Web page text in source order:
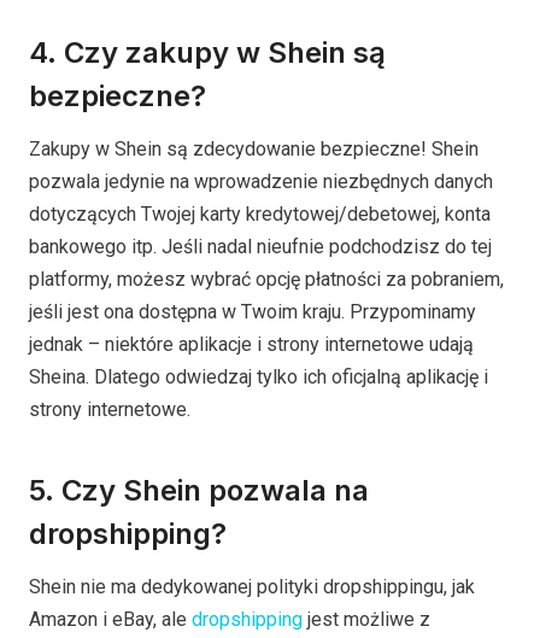
4. Czy zakupy w Shein są
bezpieczne?
Zakupy w Shein są zdecydowanie bezpieczne! Shein
pozwala jedynie na wprowadzenie niezbędnych danych
dotyczących Twojej karty kredytowej/debetowej, konta
bankowego itp. Jeśli nadal nieufnie podchodzisz do tej
platformy, możesz wybrać opcję płatności za pobraniem,
jeśli jest ona dostępna w Twoim kraju. Przypominamy
jednak – niektóre aplikacje i strony internetowe udają
Sheina. Dlatego odwiedzaj tylko ich oficjalną aplikację i
strony internetowe.
5. Czy Shein pozwala na
dropshipping?
Shein nie ma dedykowanej polityki dropshippingu, jak
Amazon i eBay, ale dropshipping jest możliwe z